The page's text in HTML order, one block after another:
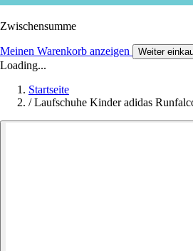
Zwischensumme
Meinen Warenkorb anzeigen Weiter
Loading...
Startseite
/ Laufschuhe Kinder adidas